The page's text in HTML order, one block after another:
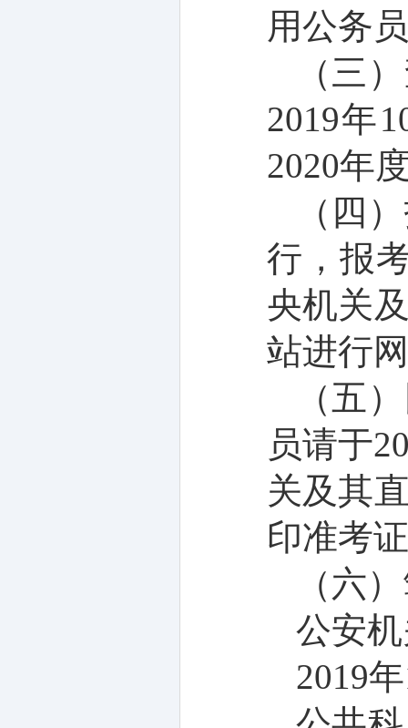
用公务
（三
2019年
2020年
（四
行，报
央机关
站进行
（五
员请于
关及其
印准考
（六
公安
2019年